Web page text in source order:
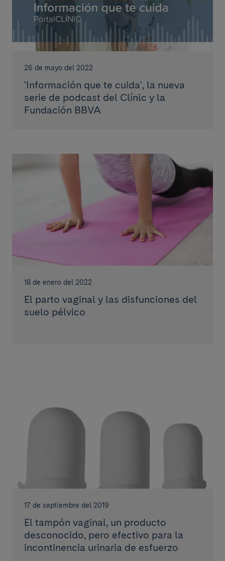
26 de mayo del 2022
'Información que te cuida', la nueva
serie de podcast del Clínic y la
Fundación BBVA
18 de enero del 2022
El parto vaginal y las disfunciones del
suelo pélvico
17 de septiembre del 2019
El tampón vaginal, un producto
desconocido, pero efectivo para la
incontinencia urinaria de esfuerzo